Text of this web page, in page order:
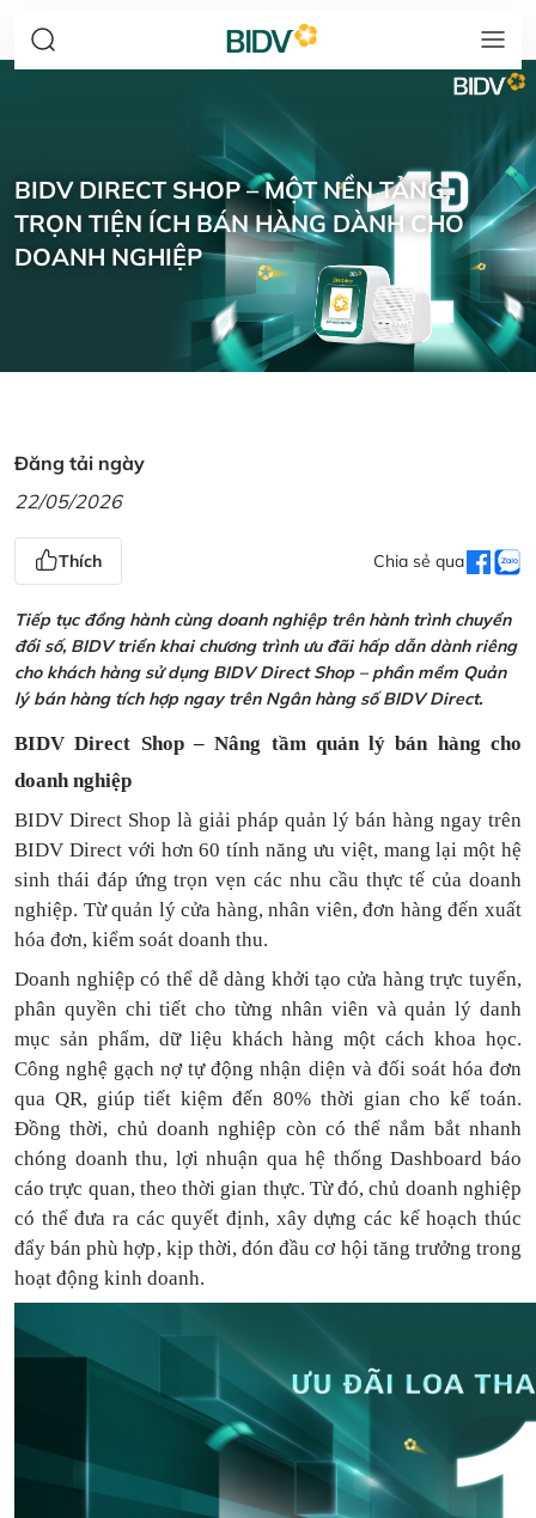
BIDV DIRECT SHOP – MỘT NỀN TẢNG,
TRỌN TIỆN ÍCH BÁN HÀNG DÀNH CHO
DOANH NGHIỆP
Đăng tải ngày
22/05/2026
Thích Chia sẻ qua
Tiếp tục đồng hành cùng doanh nghiệp trên hành trình chuyển
đổi số, BIDV triển khai chương trình ưu đãi hấp dẫn dành riêng
cho khách hàng sử dụng BIDV Direct Shop – phần mềm Quản
lý bán hàng tích hợp ngay trên Ngân hàng số BIDV Direct.
BIDV Direct Shop – Nâng tầm quản lý bán hàng cho
doanh nghiệp
BIDV Direct Shop là giải pháp quản lý bán hàng ngay trên
BIDV Direct với hơn 60 tính năng ưu việt, mang lại một hệ
sinh thái đáp ứng trọn vẹn các nhu cầu thực tế của doanh
nghiệp. Từ quản lý cửa hàng, nhân viên, đơn hàng đến xuất
hóa đơn, kiểm soát doanh thu.
Doanh nghiệp có thể dễ dàng khởi tạo cửa hàng trực tuyến,
phân quyền chi tiết cho từng nhân viên và quản lý danh
mục sản phẩm, dữ liệu khách hàng một cách khoa học.
Công nghệ gạch nợ tự động nhận diện và đối soát hóa đơn
qua QR, giúp tiết kiệm đến 80% thời gian cho kế toán.
Đồng thời, chủ doanh nghiệp còn có thể nắm bắt nhanh
chóng doanh thu, lợi nhuận qua hệ thống Dashboard báo
cáo trực quan, theo thời gian thực. Từ đó, chủ doanh nghiệp
có thểđưa ra các quyết định, xây dựng các kế hoạch thúc
đẩy bán phù hợp, kịp thời, đón đầu cơ hội tăng trưởng trong
hoạt động kinh doanh.